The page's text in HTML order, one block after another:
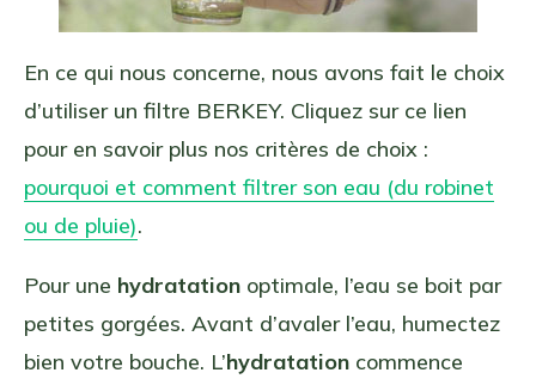
En ce qui nous concerne, nous avons fait le choix
d’utiliser un filtre BERKEY. Cliquez sur ce lien
pour en savoir plus nos critères de choix :
pourquoi et comment filtrer son eau (du robinet
ou de pluie).
Pour une hydratation optimale, l’eau se boit par
petites gorgées. Avant d’avaler l’eau, humectez
bien votre bouche. L’hydratation commence